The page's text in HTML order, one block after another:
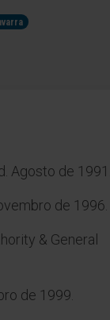
Agosto de 1991.
de 1996.
& General
de 1999.